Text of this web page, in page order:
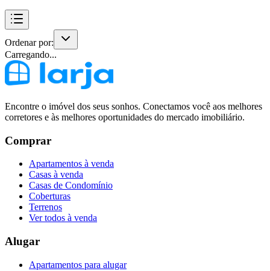
Ordenar por:
Carregando...
Encontre o imóvel dos seus sonhos. Conectamos você aos melhores
corretores e às melhores oportunidades do mercado imobiliário.
Comprar
Apartamentos à venda
Casas à venda
Casas de Condomínio
Coberturas
Terrenos
Ver todos à venda
Alugar
Apartamentos para alugar